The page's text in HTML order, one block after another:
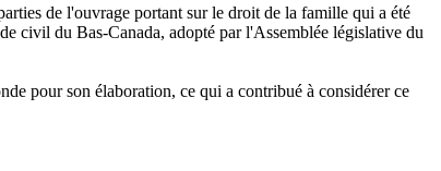
de l'ouvrage portant sur le droit de la famille qui a été
civil du Bas-Canada, adopté par l'Assemblée législative du
pour son élaboration, ce qui a contribué à considérer ce